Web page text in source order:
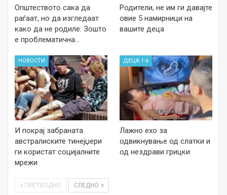
Општеството сака да
раѓаат, но да изгледаат
како да не родиле: Зошто
е проблематична…
Родители, не им ги давајте
овие 5 намирници на
вашите деца
НОВОСТИ
И покрај забраната
австралиските тинејџери
ги користат социјалните
мрежи
ДЕЦА 1-6
Лажно ехо за
одвикнување од слатки и
од нездрави грицки
ПРЕТХОДНО СЛЕДНО